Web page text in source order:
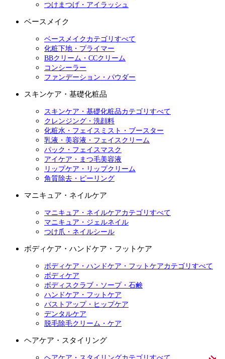
つけまつげ・アイラッシュ
ベースメイク
ベースメイクカテゴリすべて
化粧下地・プライマー
BBクリーム・CCクリーム
コンシーラー
ファンデーション・パウダー
スキンケア・基礎化粧品
スキンケア・基礎化粧品カテゴリすべて
クレンジング・洗顔料
化粧水・フェイスミスト・ブースター
乳液・美容液・フェイスクリーム
パック・フェイスマスク
アイケア・まつ毛美容液
リップケア・リップクリーム
角質除去・ピーリング
マニキュア・ネイルケア
マニキュア・ネイルケアカテゴリすべて
マニキュア・ジェルネイル
つけ爪・ネイルシール
ボディケア・ハンドケア・フットケア
ボディケア・ハンドケア・フットケアカテゴリすべて
ボディケア
ボディスクラブ・ソープ・石鹸
ハンドケア・フットケア
バストアップ・ヒップケア
デンタルケア
脱毛除毛クリーム・ケア
ヘアケア・スタイリング